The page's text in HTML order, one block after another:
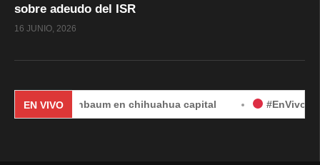
sobre adeudo del ISR
16 JUNIO, 2026
EN VIVO
Sheinbaum en chihuahua capital #EnVivo | DÍA 2: